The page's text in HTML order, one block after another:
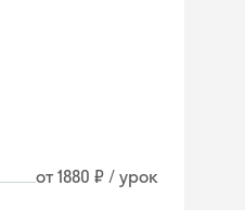
от 1880 ₽ / урок